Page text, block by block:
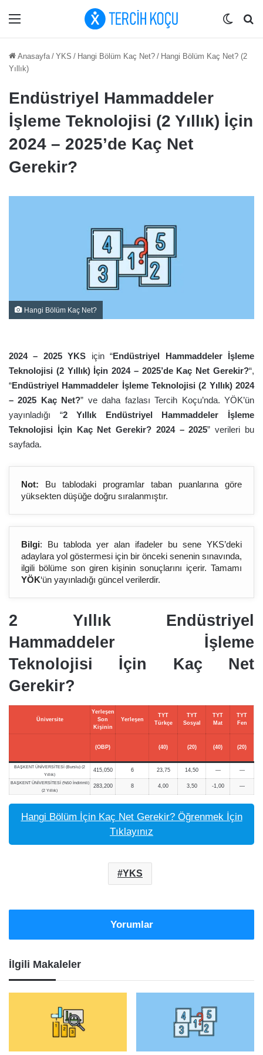
Menü Dış
Anasayfa / YKS / Hangi Bölüm Kaç Net? / Hangi Bölüm Kaç Net? (2
Yıllık)
Endüstriyel Hammaddeler
İşleme Teknolojisi (2 Yıllık) İçin
2024 – 2025’de Kaç Net
Gerekir?
Hangi Bölüm Kaç Net?
2024 – 2025 YKS için “Endüstriyel Hammaddeler İşleme
Teknolojisi (2 Yıllık) İçin 2024 – 2025’de Kaç Net Gerekir?“,
“Endüstriyel Hammaddeler İşleme Teknolojisi (2 Yıllık) 2024
– 2025 Kaç Net?” ve daha fazlası Tercih Koçu’nda. YÖK’ün
yayınladığı “2 Yıllık Endüstriyel Hammaddeler İşleme
Teknolojisi İçin Kaç Net Gerekir? 2024 – 2025” verileri bu
sayfada.
Not: Bu tablodaki programlar taban puanlarına göre
yüksekten düşüğe doğru sıralanmıştır.
Bilgi: Bu tabloda yer alan ifadeler bu sene YKS’deki
adaylara yol göstermesi için bir önceki senenin sınavında,
ilgili bölüme son giren kişinin sonuçlarını içerir. Tamamı
YÖK‘ün yayınladığı güncel verilerdir.
2 Yıllık Endüstriyel
Hammaddeler İşleme
Teknolojisi İçin Kaç Net
Gerekir?
Üniversite
Yerleşen
Son
Kişinin
Yerleşen
TYT
Türkçe
TYT
Sosyal
TYT
Mat
TYT
Fen
(OBP) (40) (20) (40) (20)
BAŞKENT ÜNİVERSİTESİ (Burslu) (2
Yıllık)
415,050 6 23,75 14,50 — —
BAŞKENT ÜNİVERSİTESİ (%50 İndirimli)
(2 Yıllık)
283,200 8 4,00 3,50 -1,00 —
Hangi Bölüm İçin Kaç Net Gerekir? Öğrenmek İçin
Tıklayınız
YKS
Yorumlar
İlgili Makaleler